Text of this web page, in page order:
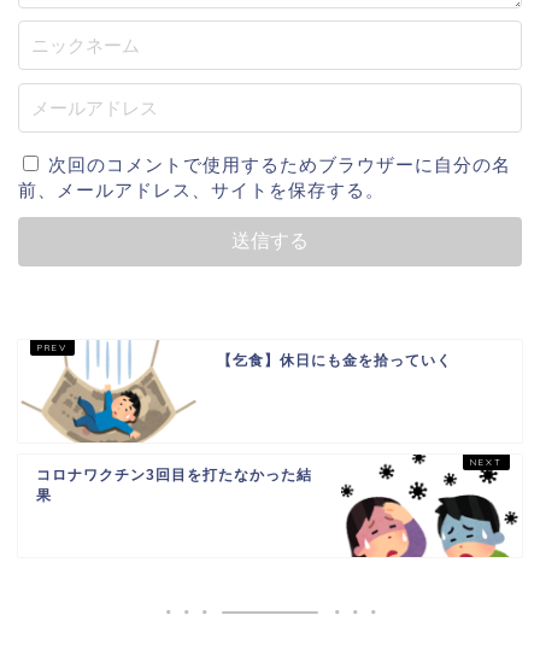
次回のコメントで使用するためブラウザーに自分の名
前、メールアドレス、サイトを保存する。
【乞食】休日にも金を拾っていく
コロナワクチン3回目を打たなかった結
果